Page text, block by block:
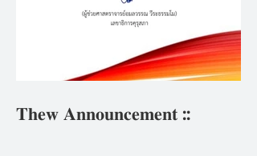
𝐓𝐡𝐞𝐰 𝐀𝐧𝐧𝐨𝐮𝐧𝐜𝐞𝐦𝐞𝐧𝐭 ::